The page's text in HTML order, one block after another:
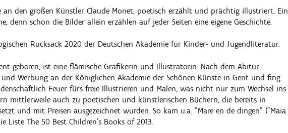
an den großen Künstler Claude Monet, poetisch erzählt und prächtig illustriert. Ein
denn schon die Bilder allein erzählen auf jeder Seiten eine eigene Geschichte.
Rucksack 2020 der Deutschen Akademie für Kinder- und Jugendliteratur.
geboren, ist eine flämische Grafikerin und Illustratorin. Nach dem Abitur
Werbung an der Königlichen Akademie der Schönen Künste in Gent und fing
Feuer fürs freie Illustrieren und Malen, was nicht nur zum Wechsel ins
mittlerweile auch zu poetischen und künstlerischen Büchern, die bereits in
und mit Preisen ausgezeichnet wurden. So kam u.a. "Mare en de dingen" ("Maia
The 50 Best Children’s Books of 2013.